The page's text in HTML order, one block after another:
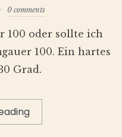
0 comments
100 oder sollte ich
100. Ein hartes
Grad.